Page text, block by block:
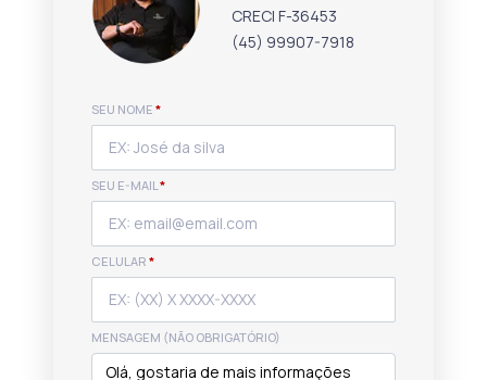
CRECI F-36453
(45) 99907-7918
SEU NOME *
SEU E-MAIL *
CELULAR *
MENSAGEM (NÃO OBRIGATÓRIO)